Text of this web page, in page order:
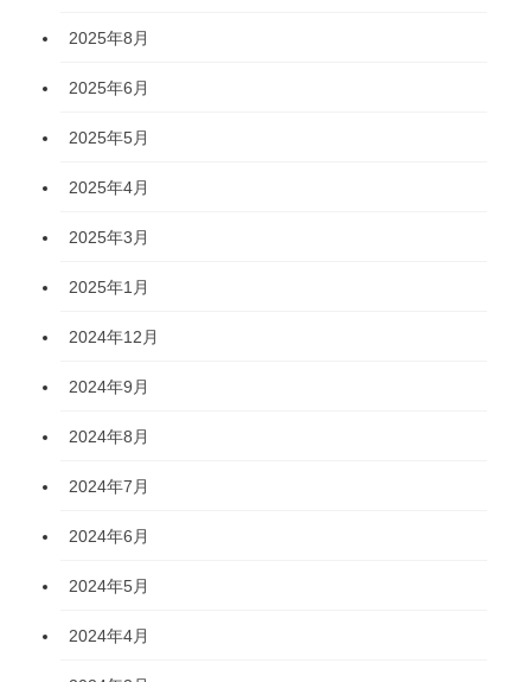
2025年8月
2025年6月
2025年5月
2025年4月
2025年3月
2025年1月
2024年12月
2024年9月
2024年8月
2024年7月
2024年6月
2024年5月
2024年4月